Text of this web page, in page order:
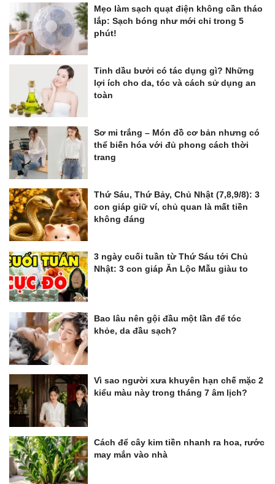
Mẹo làm sạch quạt điện không cần tháo
lắp: Sạch bóng như mới chỉ trong 5
phút!
Tinh dầu bưởi có tác dụng gì? Những
lợi ích cho da, tóc và cách sử dụng an
toàn
Sơ mi trắng – Món đồ cơ bản nhưng có
thể biến hóa với đủ phong cách thời
trang
Thứ Sáu, Thứ Bảy, Chủ Nhật (7,8,9/8): 3
con giáp giữ ví, chủ quan là mất tiền
không đáng
3 ngày cuối tuần từ Thứ Sáu tới Chủ
Nhật: 3 con giáp Ăn Lộc Mẫu giàu to
Bao lâu nên gội đầu một lần để tóc
khỏe, da đầu sạch?
Vì sao người xưa khuyên hạn chế mặc 2
kiểu màu này trong tháng 7 âm lịch?
Cách để cây kim tiền nhanh ra hoa, rước
may mắn vào nhà